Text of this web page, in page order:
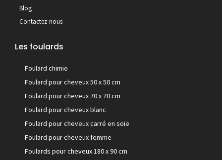
Blog
Contactez-nous
Les foulards
Foulard chimio
Foulard pour cheveux 50 x 50 cm
Foulard pour cheveux 70 x 70 cm
Foulard pour cheveux blanc
Foulard pour cheveux carré en soie
Foulard pour cheveux femme
Foulards pour cheveux 180 x 90 cm